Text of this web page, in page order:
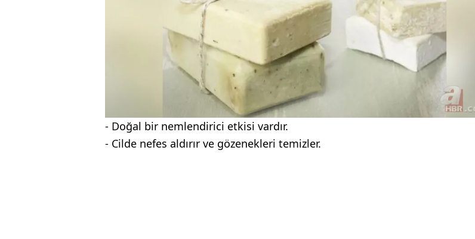
- Doğal bir nemlendirici etkisi vardır.
- Cilde nefes aldırır ve gözenekleri temizler.